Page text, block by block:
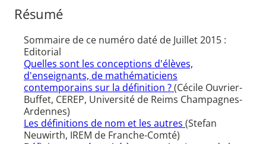
Résumé
Sommaire de ce numéro daté de Juillet 2015 :
Editorial
Quelles sont les conceptions d'élèves,
d'enseignants, de mathématiciens
contemporains sur la définition ?(Cécile Ouvrier-
Buffet, CEREP, Université de Reims Champagnes-
Ardennes)
Les définitions de nom et les autres (Stefan
Neuwirth, IREM de Franche-Comté)